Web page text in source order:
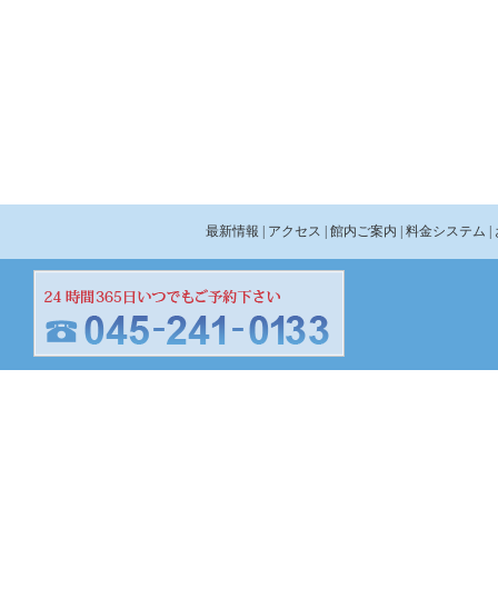
最新情報 | アクセス | 館内ご案内 | 料金システム